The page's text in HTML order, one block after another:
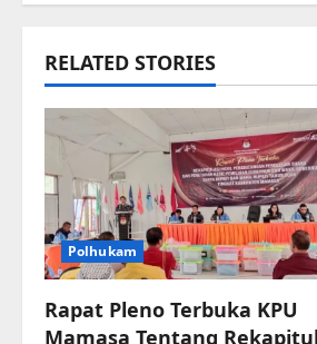
RELATED STORIES
Polhukam
Rapat Pleno Terbuka KPU
Mamasa Tentang